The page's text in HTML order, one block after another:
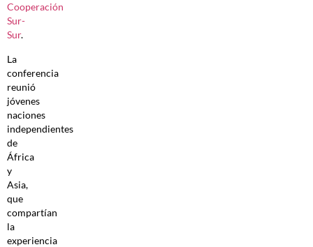
Cooperación
Sur-
Sur.
La
conferencia
reunió
jóvenes
naciones
independientes
de
África
y
Asia,
que
compartían
la
experiencia